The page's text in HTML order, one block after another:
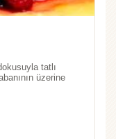
tatlı
üzerine